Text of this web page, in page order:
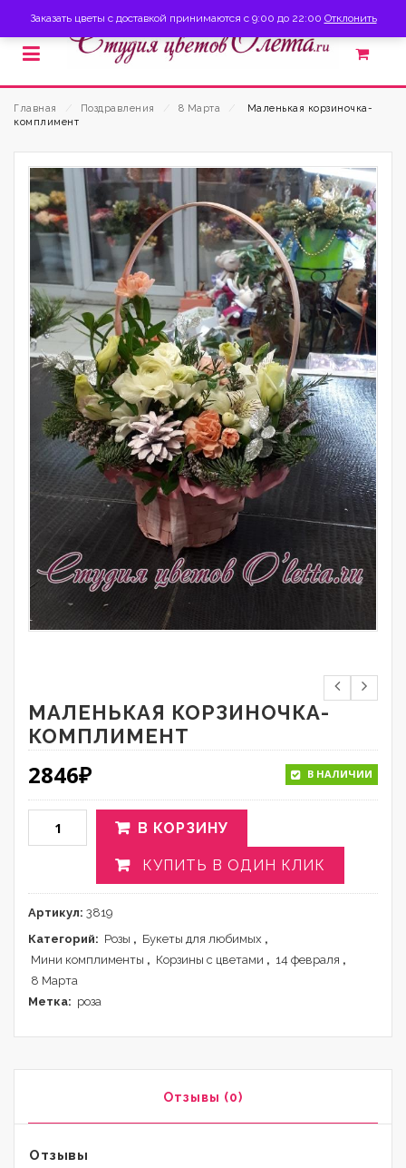
Главная Поздравления 8 Марта
Маленькая корзиночка-
комплимент
МАЛЕНЬКАЯ КОРЗИНОЧКА-
КОМПЛИМЕНТ
2846₽ В НАЛИЧИИ
В КОРЗИНУ
КУПИТЬ В ОДИН КЛИК
Артикул: 3819
Категорий: Розы , Букеты для любимых ,
Мини комплименты , Корзины с цветами , 14 февраля ,
8 Марта
Метка: роза
Отзывы (0)
Отзывы
Заказать цветы с доставкой принимаются с 9:00 до 22:00 Отклонить